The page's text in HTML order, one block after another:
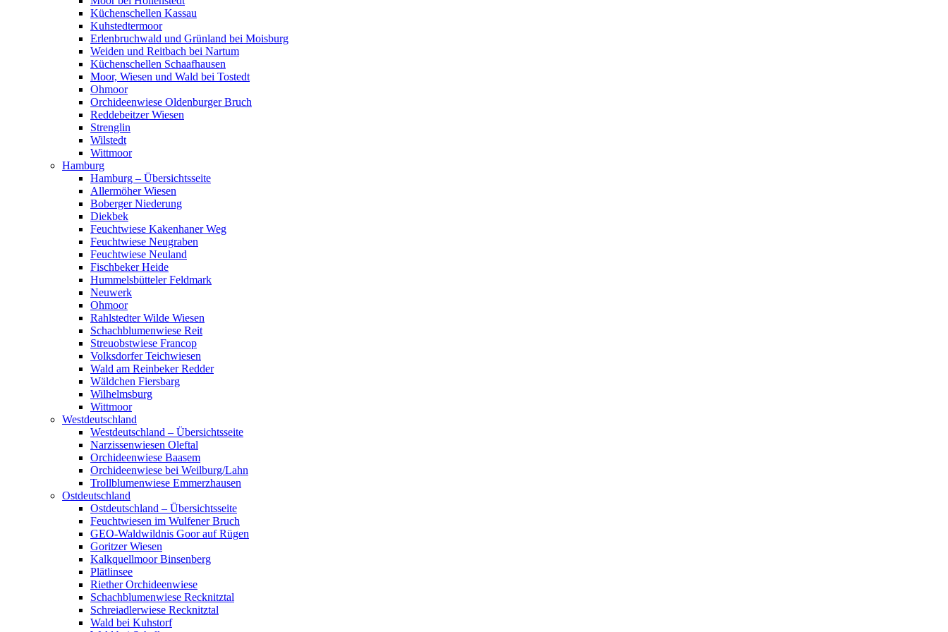
Küchenschellen Kassau
Kuhstedtermoor
Erlenbruchwald und Grünland bei Moisburg
Weiden und Reitbach bei Nartum
Küchenschellen Schaafhausen
Moor, Wiesen und Wald bei Tostedt
Ohmoor
Orchideenwiese Oldenburger Bruch
Reddebeitzer Wiesen
Strenglin
Wilstedt
Wittmoor
Hamburg
Hamburg – Übersichtsseite
Allermöher Wiesen
Boberger Niederung
Diekbek
Feuchtwiese Kakenhaner Weg
Feuchtwiese Neugraben
Feuchtwiese Neuland
Fischbeker Heide
Hummelsbütteler Feldmark
Neuwerk
Ohmoor
Rahlstedter Wilde Wiesen
Schachblumenwiese Reit
Streuobstwiese Francop
Volksdorfer Teichwiesen
Wald am Reinbeker Redder
Wäldchen Fiersbarg
Wilhelmsburg
Wittmoor
Westdeutschland
Westdeutschland – Übersichtsseite
Narzissenwiesen Oleftal
Orchideenwiese Baasem
Orchideenwiese bei Weilburg/Lahn
Trollblumenwiese Emmerzhausen
Ostdeutschland
Ostdeutschland – Übersichtsseite
Feuchtwiesen im Wulfener Bruch
GEO-Waldwildnis Goor auf Rügen
Goritzer Wiesen
Kalkquellmoor Binsenberg
Plätlinsee
Riether Orchideenwiese
Schachblumenwiese Recknitztal
Schreiadlerwiese Recknitztal
Wald bei Kuhstorf